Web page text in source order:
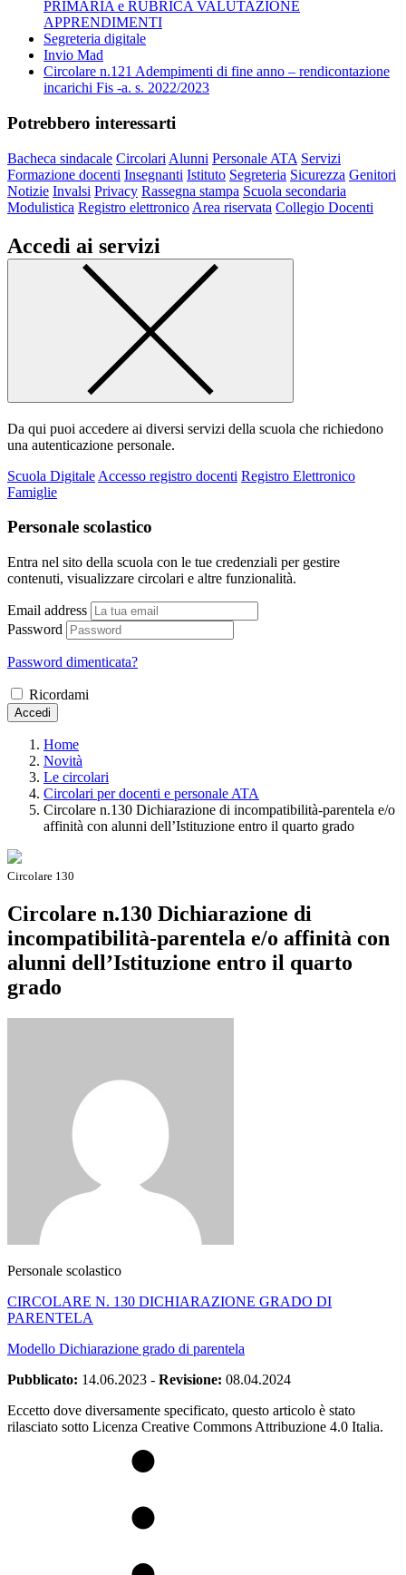
PRIMARIA e RUBRICA VALUTAZIONE
APPRENDIMENTI
Segreteria digitale
Invio Mad
Circolare n.121 Adempimenti di fine anno – rendicontazione
incarichi Fis -a. s. 2022/2023
Potrebbero interessarti
Bacheca sindacale Circolari Alunni Personale ATA Servizi
Formazione docenti Insegnanti Istituto Segreteria Sicurezza Genitori
Notizie Invalsi Privacy Rassegna stampa Scuola secondaria
Modulistica Registro elettronico Area riservata Collegio Docenti
Accedi ai servizi
Da qui puoi accedere ai diversi servizi della scuola che richiedono
una autenticazione personale.
Scuola Digitale Accesso registro docenti Registro Elettronico
Famiglie
Personale scolastico
Entra nel sito della scuola con le tue credenziali per gestire
contenuti, visualizzare circolari e altre funzionalità.
Email address
Password
Password dimenticata?
Ricordami
Accedi
Home
Novità
Le circolari
Circolari per docenti e personale ATA
Circolare n.130 Dichiarazione di incompatibilità-parentela e/o
affinità con alunni dell’Istituzione entro il quarto grado
Circolare 130
Circolare n.130 Dichiarazione di
incompatibilità-parentela e/o affinità con
alunni dell’Istituzione entro il quarto
grado
Personale scolastico
CIRCOLARE N. 130 DICHIARAZIONE GRADO DI
PARENTELA
Modello Dichiarazione grado di parentela
Pubblicato: 14.06.2023 - Revisione: 08.04.2024
Eccetto dove diversamente specificato, questo articolo è stato
rilasciato sotto Licenza Creative Commons Attribuzione 4.0 Italia.